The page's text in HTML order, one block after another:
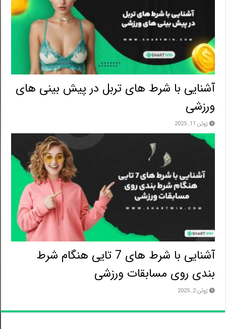
آشنایی با شرط های تربل در پیش بینی های
ورزشی
ژوئن 11, 2025
آشنایی با شرط های 7 تایی هنگام شرط
بندی روی مسابقات ورزشی
ژوئن 2, 2025